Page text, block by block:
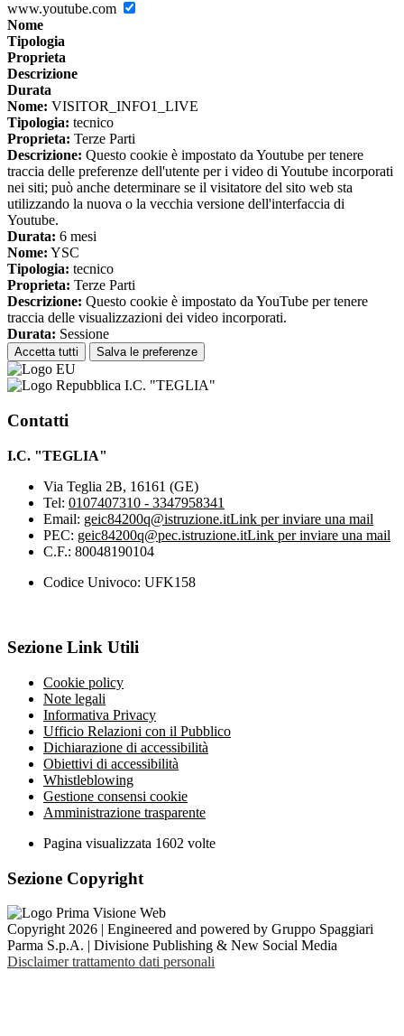
www.youtube.com
Nome
Tipologia
Proprieta
Descrizione
Durata
Nome: VISITOR_INFO1_LIVE
Tipologia: tecnico
Proprieta: Terze Parti
Descrizione: Questo cookie è impostato da Youtube per tenere
traccia delle preferenze dell'utente per i video di Youtube incorporati
nei siti; può anche determinare se il visitatore del sito web sta
utilizzando la nuova o la vecchia versione dell'interfaccia di
Youtube.
Durata: 6 mesi
Nome: YSC
Tipologia: tecnico
Proprieta: Terze Parti
Descrizione: Questo cookie è impostato da YouTube per tenere
traccia delle visualizzazioni dei video incorporati.
Durata: Sessione
Accetta tutti Salva le preferenze
I.C. "TEGLIA"
Contatti
I.C. "TEGLIA"
Via Teglia 2B, 16161 (GE)
Tel: 0107407310 - 3347958341
Email: geic84200q@istruzione.itLink per inviare una mail
PEC: geic84200q@pec.istruzione.itLink per inviare una mail
C.F.: 80048190104
Codice Univoco: UFK158
Sezione Link Utili
Cookie policy
Note legali
Informativa Privacy
Ufficio Relazioni con il Pubblico
Dichiarazione di accessibilità
Obiettivi di accessibilità
Whistleblowing
Gestione consensi cookie
Amministrazione trasparente
Pagina visualizzata 1602 volte
Sezione Copyright
Copyright 2026 | Engineered and powered by Gruppo Spaggiari
Parma S.p.A. | Divisione Publishing & New Social Media
Disclaimer trattamento dati personali